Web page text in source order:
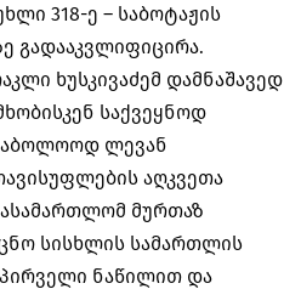
318-ე – საბოტაჟის
გადააკვლიფიცირა.
ხუსკივაძემ დამნაშავედ
საქვეყნოდ
ლევან
აღკვეთა
მურთაზ
სისხლის სამართლის
პირველი ნაწილით და